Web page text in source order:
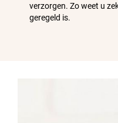
verzorgen. Zo weet u
geregeld is.